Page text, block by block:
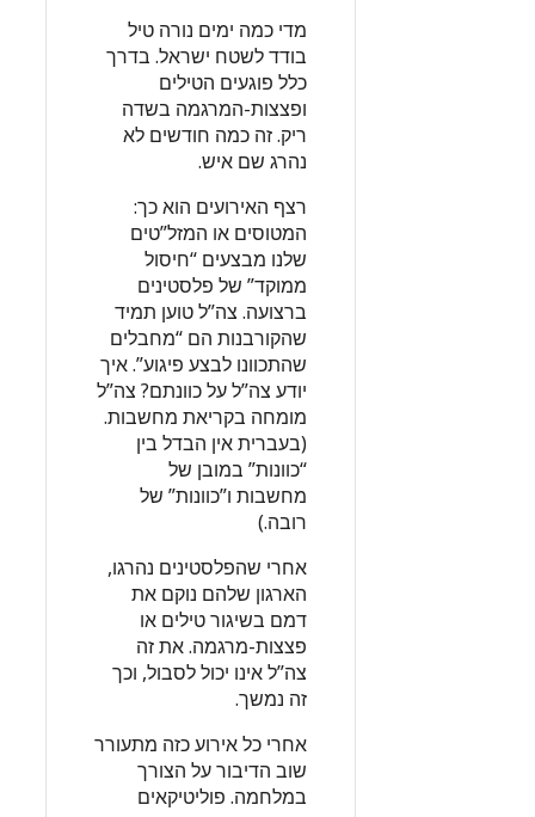
מדי כמה ימים נורה טיל
בודד לשטח ישראל. בדרך
כלל פוגעים הטילים
ופצצות-המרגמה בשדה
ריק. זה כמה חודשים לא
נהרג שם איש.
רצף האירועים הוא כך:
המטוסים או המזל”טים
שלנו מבצעים “חיסול
ממוקד” של פלסטינים
ברצועה. צה”ל טוען תמיד
שהקורבנות הם “מחבלים
שהתכוונו לבצע פיגוע”. איך
יודע צה”ל על כוונתם? צה”ל
מומחה בקריאת מחשבות.
(בעברית אין הבדל בין
“כוונות” במובן של
מחשבות ו”כוונות” של
רובה.)
אחרי שהפלסטינים נהרגו,
הארגון שלהם נוקם את
דמם בשיגור טילים או
פצצות-מרגמה. את זה
צה”ל אינו יכול לסבול, וכך
זה נמשך.
אחרי כל אירוע כזה מתעורר
שוב הדיבור על הצורך
במלחמה. פוליטיקאים